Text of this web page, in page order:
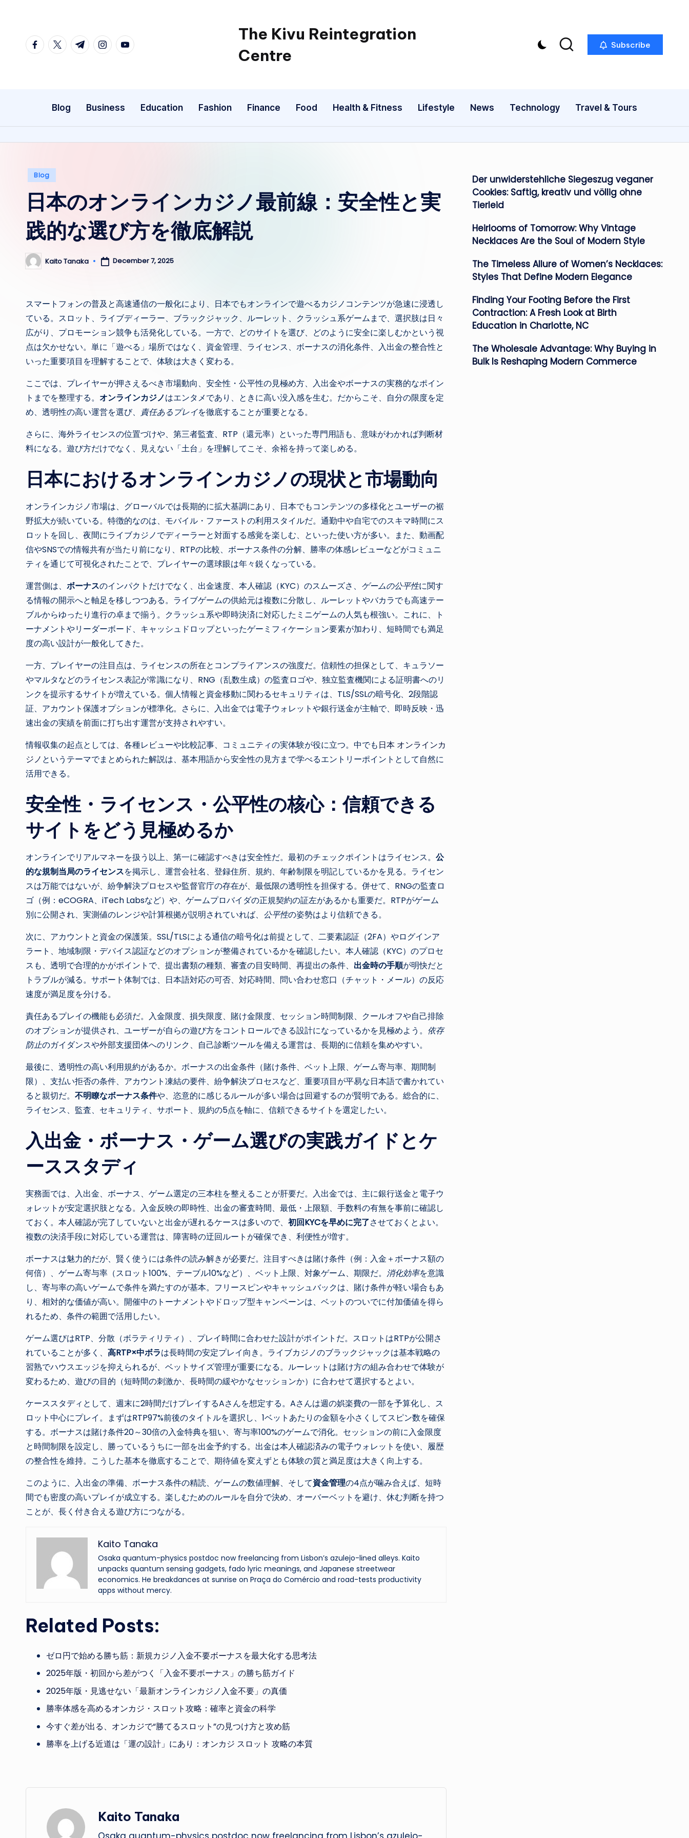
content
facebook.com
twitter.com
t.me instagram.com
youtube.com
The Kivu Reintegration
Centre
Subscribe
Blog Business Education Fashion Finance Food Health & Fitness Lifestyle News Technology Travel & Tours
Posted
Blog
日本のオンラインカジノ最前線：安全性と実
践的な選び方を徹底解説
Posted
by
Kaito Tanaka December 7, 2025
スマートフォンの普及と高速通信の一般化により、日本でもオンラインで遊べるカジノコンテンツが急速に浸透し
ている。スロット、ライブディーラー、ブラックジャック、ルーレット、クラッシュ系ゲームまで、選択肢は日々
広がり、プロモーション競争も活発化している。一方で、どのサイトを選び、どのように安全に楽しむかという視
点は欠かせない。単に「遊べる」場所ではなく、資金管理、ライセンス、ボーナスの消化条件、入出金の整合性と
いった重要項目を理解することで、体験は大きく変わる。
ここでは、プレイヤーが押さえるべき市場動向、安全性・公平性の見極め方、入出金やボーナスの実務的なポイン
トまでを整理する。 オンラインカジノはエンタメであり、ときに高い没入感を生む。だからこそ、自分の限度を定
め、透明性の高い運営を選び、 責任あるプレイを徹底することが重要となる。
さらに、海外ライセンスの位置づけや、第三者監査、RTP（還元率）といった専門用語も、意味がわかれば判断材
料になる。遊び方だけでなく、見えない「土台」を理解してこそ、余裕を持って楽しめる。
日本におけるオンラインカジノの現状と市場動向
オンラインカジノ市場は、グローバルでは長期的に拡大基調にあり、日本でもコンテンツの多様化とユーザーの裾
野拡大が続いている。特徴的なのは、モバイル・ファーストの利用スタイルだ。通勤中や自宅でのスキマ時間にス
ロットを回し、夜間にライブカジノでディーラーと対面する感覚を楽しむ、といった使い方が多い。また、動画配
信やSNSでの情報共有が当たり前になり、RTPの比較、ボーナス条件の分解、勝率の体感レビューなどがコミュニ
ティを通じて可視化されたことで、プレイヤーの選球眼は年々鋭くなっている。
運営側は、 ボーナスのインパクトだけでなく、出金速度、本人確認（KYC）のスムーズさ、 ゲームの公平性に関す
る情報の開示へと軸足を移しつつある。ライブゲームの供給元は複数に分散し、ルーレットやバカラでも高速テー
ブルからゆったり進行の卓まで揃う。クラッシュ系や即時決済に対応したミニゲームの人気も根強い。これに、ト
ーナメントやリーダーボード、キャッシュドロップといったゲーミフィケーション要素が加わり、短時間でも満足
度の高い設計が一般化してきた。
一方、プレイヤーの注目点は、ライセンスの所在とコンプライアンスの強度だ。信頼性の担保として、キュラソー
やマルタなどのライセンス表記が常識になり、RNG（乱数生成）の監査ロゴや、独立監査機関による証明書へのリ
ンクを提示するサイトが増えている。個人情報と資金移動に関わるセキュリティは、TLS/SSLの暗号化、2段階認
証、アカウント保護オプションが標準化。さらに、入出金では電子ウォレットや銀行送金が主軸で、即時反映・迅
速出金の実績を前面に打ち出す運営が支持されやすい。
情報収集の起点としては、各種レビューや比較記事、コミュニティの実体験が役に立つ。中でも日本 オンラインカ
ジノ というテーマでまとめられた解説は、基本用語から安全性の見方まで学べるエントリーポイントとして自然に
活用できる。
安全性・ライセンス・公平性の核心：信頼できる
サイトをどう見極めるか
オンラインでリアルマネーを扱う以上、第一に確認すべきは安全性だ。最初のチェックポイントはライセンス。 公
的な規制当局のライセンスを掲示し、運営会社名、登録住所、規約、年齢制限を明記しているかを見る。ライセン
スは万能ではないが、紛争解決プロセスや監督官庁の存在が、最低限の透明性を担保する。併せて、RNGの監査ロ
ゴ（例：eCOGRA、iTech Labsなど）や、ゲームプロバイダの正規契約の証左があるかも重要だ。RTPがゲーム
別に公開され、実測値のレンジや計算根拠が説明されていれば、 公平性の姿勢はより信頼できる。
次に、アカウントと資金の保護策。SSL/TLSによる通信の暗号化は前提として、二要素認証（2FA）やログインア
ラート、地域制限・デバイス認証などのオプションが整備されているかを確認したい。本人確認（KYC）のプロセ
スも、透明で合理的かがポイントで、提出書類の種類、審査の目安時間、再提出の条件、 出金時の手順が明快だと
トラブルが減る。サポート体制では、日本語対応の可否、対応時間、問い合わせ窓口（チャット・メール）の反応
速度が満足度を分ける。
責任あるプレイの機能も必須だ。入金限度、損失限度、賭け金限度、セッション時間制限、クールオフや自己排除
のオプションが提供され、ユーザーが自らの遊び方をコントロールできる設計になっているかを見極めよう。 依存
防止のガイダンスや外部支援団体へのリンク、自己診断ツールを備える運営は、長期的に信頼を集めやすい。
最後に、透明性の高い利用規約があるか。ボーナスの出金条件（賭け条件、ベット上限、ゲーム寄与率、期間制
限）、支払い拒否の条件、アカウント凍結の要件、紛争解決プロセスなど、重要項目が平易な日本語で書かれてい
ると親切だ。 不明瞭なボーナス条件や、恣意的に感じるルールが多い場合は回避するのが賢明である。総合的に、
ライセンス、監査、セキュリティ、サポート、規約の5点を軸に、信頼できるサイトを選定したい。
入出金・ボーナス・ゲーム選びの実践ガイドとケ
ーススタディ
実務面では、入出金、ボーナス、ゲーム選定の三本柱を整えることが肝要だ。入出金では、主に銀行送金と電子ウ
ォレットが安定選択肢となる。入金反映の即時性、出金の審査時間、最低・上限額、手数料の有無を事前に確認し
ておく。本人確認が完了していないと出金が遅れるケースは多いので、 初回KYCを早めに完了させておくとよい。
複数の決済手段に対応している運営は、障害時の迂回ルートが確保でき、利便性が増す。
ボーナスは魅力的だが、賢く使うには条件の読み解きが必要だ。注目すべきは賭け条件（例：入金＋ボーナス額の
何倍）、ゲーム寄与率（スロット100%、テーブル10%など）、ベット上限、対象ゲーム、期限だ。 消化効率を意識
し、寄与率の高いゲームで条件を満たすのが基本。フリースピンやキャッシュバックは、賭け条件が軽い場合もあ
り、相対的な価値が高い。開催中のトーナメントやドロップ型キャンペーンは、ベットのついでに付加価値を得ら
れるため、条件の範囲で活用したい。
ゲーム選びはRTP、分散（ボラティリティ）、プレイ時間に合わせた設計がポイントだ。スロットはRTPが公開さ
れていることが多く、 高RTP×中ボラは長時間の安定プレイ向き。ライブカジノのブラックジャックは基本戦略の
習熟でハウスエッジを抑えられるが、ベットサイズ管理が重要になる。ルーレットは賭け方の組み合わせで体験が
変わるため、遊びの目的（短時間の刺激か、長時間の緩やかなセッションか）に合わせて選択するとよい。
ケーススタディとして、週末に2時間だけプレイするAさんを想定する。Aさんは週の娯楽費の一部を予算化し、ス
ロット中心にプレイ。まずはRTP97%前後のタイトルを選択し、1ベットあたりの金額を小さくしてスピン数を確保
する。ボーナスは賭け条件20～30倍の入金特典を狙い、寄与率100%のゲームで消化。セッションの前に入金限度
と時間制限を設定し、勝っているうちに一部を出金予約する。出金は本人確認済みの電子ウォレットを使い、履歴
の整合性を維持。こうした基本を徹底することで、期待値を変えずとも体験の質と満足度は大きく向上する。
このように、入出金の準備、ボーナス条件の精読、ゲームの数値理解、そして資金管理の4点が噛み合えば、短時
間でも密度の高いプレイが成立する。楽しむためのルールを自分で決め、オーバーベットを避け、休む判断を持つ
ことが、長く付き合える遊び方につながる。
Kaito Tanaka
Osaka quantum-physics postdoc now freelancing from Lisbon’s azulejo-lined alleys. Kaito
unpacks quantum sensing gadgets, fado lyric meanings, and Japanese streetwear
economics. He breakdances at sunrise on Praça do Comércio and road-tests productivity
apps without mercy.
Related Posts:
ゼロ円で始める勝ち筋：新規カジノ入金不要ボーナスを最大化する思考法
2025年版・初回から差がつく「入金不要ボーナス」の勝ち筋ガイド
2025年版・見逃せない「最新オンラインカジノ入金不要」の真価
勝率体感を高めるオンカジ・スロット攻略：確率と資金の科学
今すぐ差が出る、オンカジで“勝てるスロット”の見つけ方と攻め筋
勝率を上げる近道は「運の設計」にあり：オンカジ スロット 攻略の本質
Kaito Tanaka
Der unwiderstehliche Siegeszug veganer
Cookies: Saftig, kreativ und völlig ohne
Tierleid
Heirlooms of Tomorrow: Why Vintage
Necklaces Are the Soul of Modern Style
The Timeless Allure of Women’s Necklaces:
Styles That Define Modern Elegance
Finding Your Footing Before the First
Contraction: A Fresh Look at Birth
Education in Charlotte, NC
The Wholesale Advantage: Why Buying in
Bulk Is Reshaping Modern Commerce